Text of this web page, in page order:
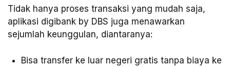
Tidak hanya proses transaksi yang mudah saja,
aplikasi digibank by DBS juga menawarkan
sejumlah keunggulan, diantaranya:
Bisa transfer ke luar negeri gratis tanpa biaya ke